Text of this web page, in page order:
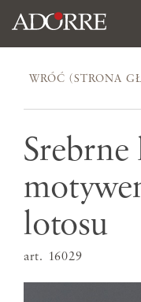
WRÓĆ (STRONA
Srebrne
lotosu
art. 16029